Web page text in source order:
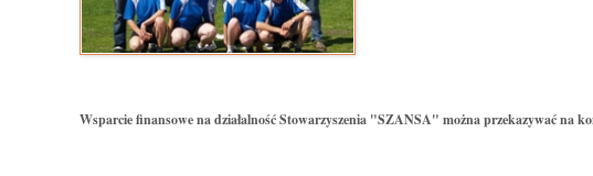
Wsparcie finansowe na działalność Stowarzyszenia "SZANSA" można przekazywać na